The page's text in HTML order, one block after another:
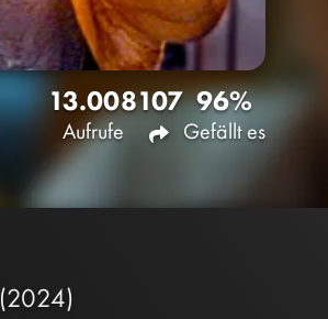
13.008
Aufrufe
107 96%
Gefällt es
(2024)